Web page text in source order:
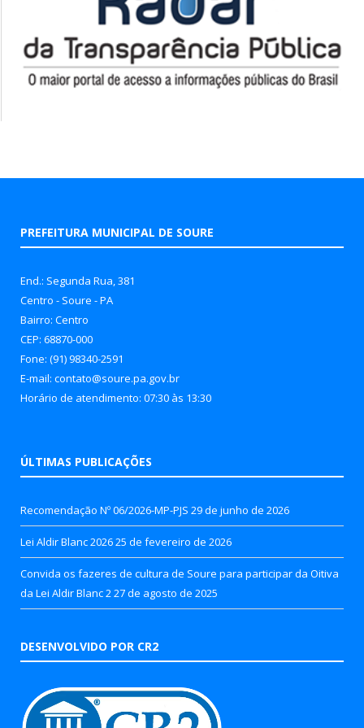
PREFEITURA MUNICIPAL DE SOURE
End.: Segunda Rua, 381
Centro - Soure - PA
Bairro: Centro
CEP: 68870-000
Fone: (91) 98340-2591
E-mail: contato@soure.pa.gov.br
Horário de atendimento: 07:30 às 13:30
ÚLTIMAS PUBLICAÇÕES
Recomendação Nº 06/2026-MP-PJS 29 de junho de 2026
Lei Aldir Blanc 202625 de fevereiro de 2026
Convida os fazeres de cultura de Soure para participar da Oitiva
da Lei Aldir Blanc 2 27 de agosto de 2025
DESENVOLVIDO POR CR2